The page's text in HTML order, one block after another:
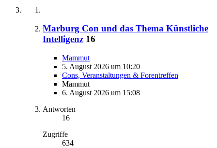
Marburg Con und das Thema Künstliche
Intelligenz 16
Mammut
5. August 2026 um 10:20
Cons, Veranstaltungen & Forentreffen
Mammut
6. August 2026 um 15:08
Antworten
16
Zugriffe
634